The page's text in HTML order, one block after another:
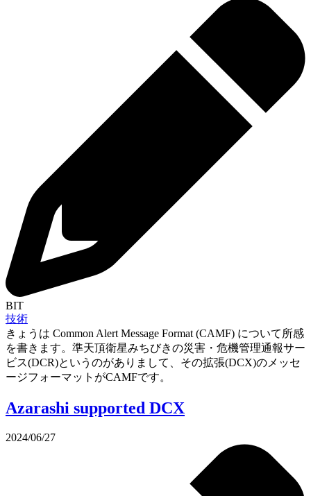
BIT
技術
きょうは Common Alert Message Format (CAMF) について所感
を書きます。準天頂衛星みちびきの災害・危機管理通報サー
ビス(DCR)というのがありまして、その拡張(DCX)のメッセ
ージフォーマットがCAMFです。
Azarashi supported DCX
2024/06/27